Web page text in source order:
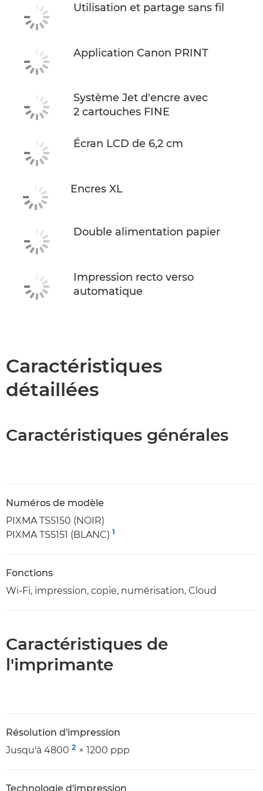
ACHETER DE L'ENCRE
Utilisation et partage sans fil
Application Canon PRINT
Système Jet d'encre avec
2 cartouches FINE
Écran LCD de 6,2 cm
Encres XL
Double alimentation papier
Impression recto verso
automatique
Caractéristiques
détaillées
Caractéristiques générales
Numéros de modèle
PIXMA TS5150 (NOIR)
PIXMA TS5151 (BLANC) 1
Fonctions
Wi-Fi, impression, copie, numérisation, Cloud
Caractéristiques de
l'imprimante
Résolution d'impression
Jusqu'à 4800 2 × 1200 ppp
Technologie d'impression